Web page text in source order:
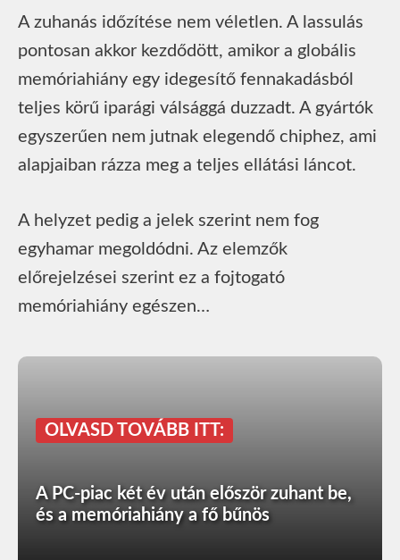
A zuhanás időzítése nem véletlen. A lassulás
pontosan akkor kezdődött, amikor a globális
memóriahiány egy idegesítő fennakadásból
teljes körű iparági válsággá duzzadt. A gyártók
egyszerűen nem jutnak elegendő chiphez, ami
alapjaiban rázza meg a teljes ellátási láncot.
A helyzet pedig a jelek szerint nem fog
egyhamar megoldódni. Az elemzők
előrejelzései szerint ez a fojtogató
memóriahiány egészen…
OLVASD TOVÁBB ITT:
A PC-piac két év után először zuhant be,
és a memóriahiány a fő bűnös